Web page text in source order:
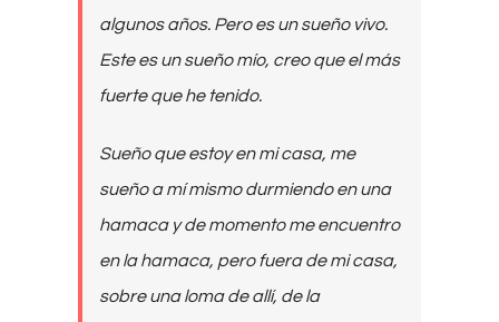
algunos años. Pero es un sueño vivo.
Este es un sueño mío, creo que el más
fuerte que he tenido.
Sueño que estoy en mi casa, me
sueño a mí mismo durmiendo en una
hamaca y de momento me encuentro
en la hamaca, pero fuera de mi casa,
sobre una loma de allí, de la